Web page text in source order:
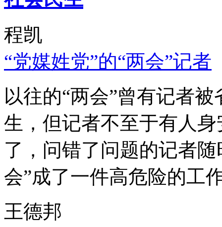
程凯
“党媒姓党”的“两会”记者
以往的“两会”曾有记者
生，但记者不至于有人
了，问错了问题的记者
会”成了一件高危险的工
王德邦